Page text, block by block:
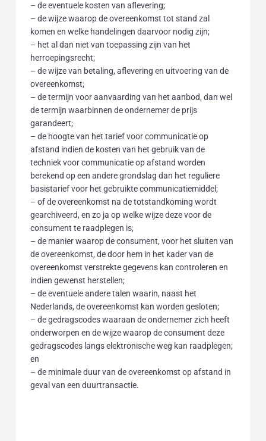
– de eventuele kosten van aflevering;
– de wijze waarop de overeenkomst tot stand zal
komen en welke handelingen daarvoor nodig zijn;
– het al dan niet van toepassing zijn van het
herroepingsrecht;
– de wijze van betaling, aflevering en uitvoering van de
overeenkomst;
– de termijn voor aanvaarding van het aanbod, dan wel
de termijn waarbinnen de ondernemer de prijs
garandeert;
– de hoogte van het tarief voor communicatie op
afstand indien de kosten van het gebruik van de
techniek voor communicatie op afstand worden
berekend op een andere grondslag dan het reguliere
basistarief voor het gebruikte communicatiemiddel;
– of de overeenkomst na de totstandkoming wordt
gearchiveerd, en zo ja op welke wijze deze voor de
consument te raadplegen is;
– de manier waarop de consument, voor het sluiten van
de overeenkomst, de door hem in het kader van de
overeenkomst verstrekte gegevens kan controleren en
indien gewenst herstellen;
– de eventuele andere talen waarin, naast het
Nederlands, de overeenkomst kan worden gesloten;
– de gedragscodes waaraan de ondernemer zich heeft
onderworpen en de wijze waarop de consument deze
gedragscodes langs elektronische weg kan raadplegen;
en
– de minimale duur van de overeenkomst op afstand in
geval van een duurtransactie.